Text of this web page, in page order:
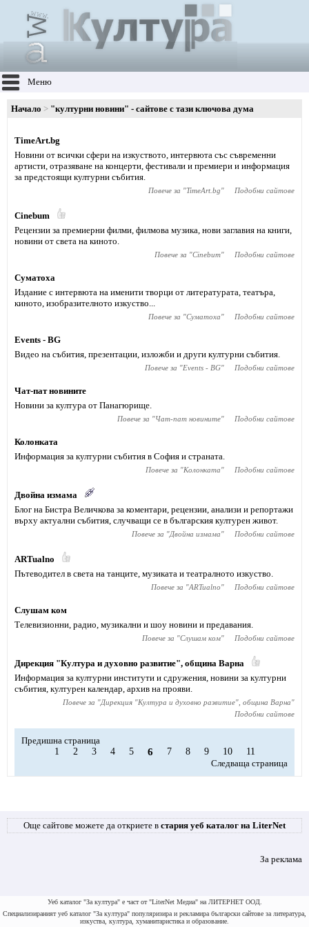
Меню
Начало "културни новини" - сайтове с тази ключова дума
TimeArt.bg
Новини от всички сфери на изкуството, интервюта със съвременни
артисти, отразяване на концерти, фестивали и премиери и информация
за предстоящи културни събития.
Повече за "TimeArt.bg" Подобни сайтове
Cinebum
Рецензии за премиерни филми, филмова музика, нови заглавия на книги,
новини от света на киното.
Повече за "Cinebum" Подобни сайтове
Суматоха
Издание с интервюта на именити творци от литературата, театъра,
киното, изобразителното изкуство...
Повече за "Суматоха" Подобни сайтове
Events - BG
Видео на събития, презентации, изложби и други културни събития.
Повече за "Events - BG" Подобни сайтове
Чат-пат новините
Новини за култура от Панагюрище.
Повече за "Чат-пат новините" Подобни сайтове
Колонката
Информация за културни събития в София и страната.
Повече за "Колонката" Подобни сайтове
Двойна измама
Блог на Бистра Величкова за коментари, рецензии, анализи и репортажи
върху актуални събития, случващи се в българския културен живот.
Повече за "Двойна измама" Подобни сайтове
ARTualno
Пътеводител в света на танците, музиката и театралното изкуство.
Повече за "ARTualno" Подобни сайтове
Слушам ком
Телевизионни, радио, музикални и шоу новини и предавания.
Повече за "Слушам ком" Подобни сайтове
Дирекция "Култура и духовно развитие", община Варна
Информация за културни институти и сдружения, новини за културни
събития, културен календар, архив на прояви.
Повече за "Дирекция "Култура и духовно развитие", община Варна"
Подобни сайтове
Предишна страница
1
2 3 4 5 6 7 8 9 10
11
Следваща страница
Още сайтове можете да откриете в стария уеб каталог на LiterNet
За реклама
Уеб каталог "За култура" е част от "LiterNet Медиа" на ЛИТЕРНЕТ ООД.
Специализираният уеб каталог "За култура" популяризира и рекламира български сайтове за литература,
изкуства, култура, хуманитаристика и образование.